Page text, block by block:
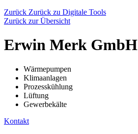
Zurück Zurück zu Digitale Tools
Zurück zur Übersicht
Erwin Merk GmbH
Wärmepumpen
Klimaanlagen
Prozesskühlung
Lüftung
Gewerbekälte
Kontakt